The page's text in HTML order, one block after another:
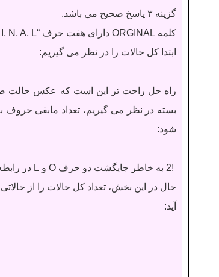
گزینه ۳ پاسخ صحیح می باشد.
کلمه ORGINAL دارای هفت حرف “O, R, G, I, N, A, L” می باشد.
ابتدا کل حالات را در نظر می گیریم:
شود:
!2 به خاطر جایگشت دو حرف O و L در رابطه قرار داده شده است.
آید: